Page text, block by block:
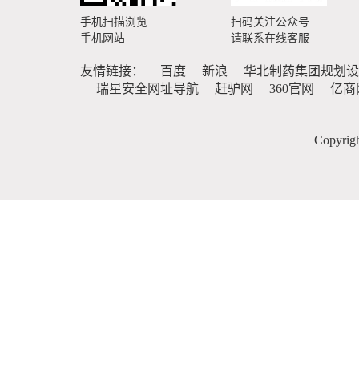
手机扫描浏览
手机网站
扫码关注公众号
请联系在线客服
友情链接： 百度 新浪
华北制药集团规划
瑞星安全网址导航
赶驴网 360官网 亿商